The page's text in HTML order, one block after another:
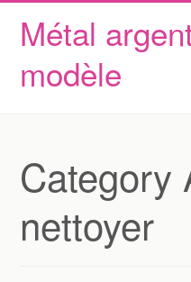
Métal
modèle
Skip to content
Accueil
Conditions d’utilisation
Category
nettoyer